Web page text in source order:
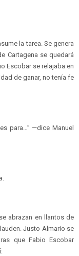
la tarea. Se genera
Cartagena se quedará
Escobar se relajaba en
de ganar, no tenía fe
para…” —dice Manuel
abrazan en llantos de
Justo Almario se
que Fabio Escobar